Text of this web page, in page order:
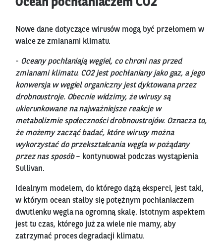
Ocean pochłaniaczem CO2
Nowe dane dotyczące wirusów mogą być przełomem w
walce ze zmianami klimatu.
- Oceany pochłaniają węgiel, co chroni nas przed
zmianami klimatu. CO2 jest pochłaniany jako gaz, a jego
konwersja w węgiel organiczny jest dyktowana przez
drobnoustroje. Obecnie widzimy, że wirusy są
ukierunkowane na najważniejsze reakcje w
metabolizmie społeczności drobnoustrojów. Oznacza to,
że możemy zacząć badać, które wirusy można
wykorzystać do przekształcania węgla w pożądany
przez nas sposób– kontynuował podczas wystąpienia
Sullivan.
Idealnym modelem, do którego dążą eksperci, jest taki,
w którym ocean stałby się potężnym pochłaniaczem
dwutlenku węgla na ogromną skalę. Istotnym aspektem
jest tu czas, którego już za wiele nie mamy, aby
zatrzymać proces degradacji klimatu.